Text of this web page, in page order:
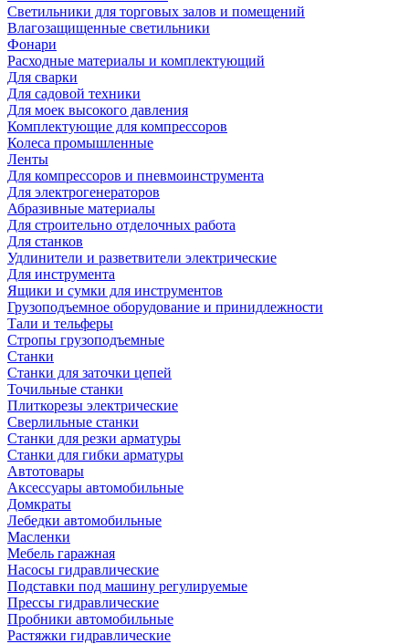
Светильники для торговых залов и помещений
Влагозащищенные светильники
Фонари
Расходные материалы и комплектующий
Для сварки
Для садовой техники
Для моек высокого давления
Комплектующие для компрессоров
Колеса промышленные
Ленты
Для компрессоров и пневмоинструмента
Для электрогенераторов
Абразивные материалы
Для строительно отделочных работа
Для станков
Удлинители и разветвители электрические
Для инструмента
Ящики и сумки для инструментов
Грузоподъемное оборудование и принидлежности
Тали и тельферы
Стропы грузоподъемные
Станки
Станки для заточки цепей
Точильные станки
Плиткорезы электрические
Сверлильные станки
Станки для резки арматуры
Станки для гибки арматуры
Автотовары
Аксессуары автомобильные
Домкраты
Лебедки автомобильные
Масленки
Мебель гаражная
Насосы гидравлические
Подставки под машину регулируемые
Прессы гидравлические
Пробники автомобильные
Растяжки гидравлические